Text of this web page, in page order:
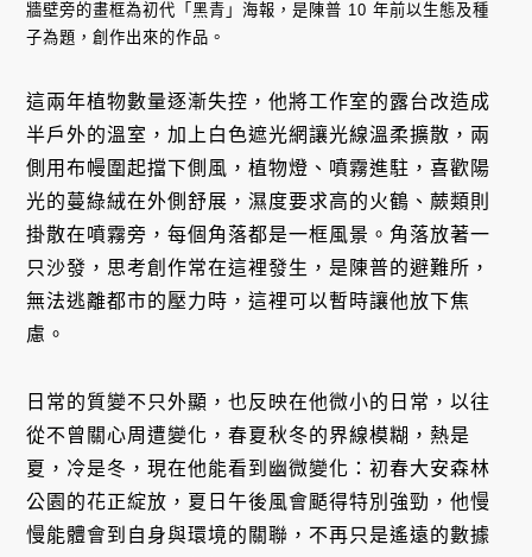
牆壁旁的畫框為初代「黑青」海報，是陳普 10 年前以生態及種
子為題，創作出來的作品。
這兩年植物數量逐漸失控，他將工作室的露台改造成
半戶外的溫室，加上白色遮光網讓光線溫柔擴散，兩
側用布幔圍起擋下側風，植物燈、噴霧進駐，喜歡陽
光的蔓綠絨在外側舒展，濕度要求高的火鶴、蕨類則
掛散在噴霧旁，每個角落都是一框風景。角落放著一
只沙發，思考創作常在這裡發生，是陳普的避難所，
無法逃離都市的壓力時，這裡可以暫時讓他放下焦
慮。
日常的質變不只外顯，也反映在他微小的日常，以往
從不曾關心周遭變化，春夏秋冬的界線模糊，熱是
夏，冷是冬，現在他能看到幽微變化：初春大安森林
公園的花正綻放，夏日午後風會颳得特別強勁，他慢
慢能體會到自身與環境的關聯，不再只是遙遠的數據